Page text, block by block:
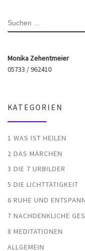
SUCHE
Monika Zehentmeier
05733 / 962410
KATEGORIEN
1 WAS IST HEILEN
2 DAS MÄRCHEN
3 DIE 7 URBILDER
5 DIE LICHTTÄTIGKEIT
6 RUHE UND
7 NACHDENKLICHE
8 MEDITATIONEN
ALLGEMEIN